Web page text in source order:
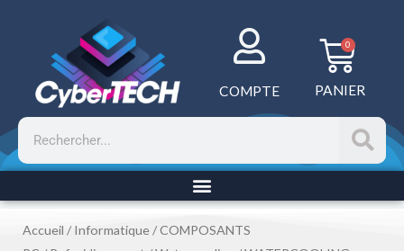
COMPTE
0
PANIER
Rechercher
Accueil /Informatique /COMPOSANTS